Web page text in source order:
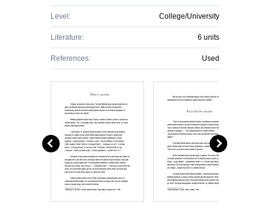
Level: College/University
Literature: 6 units
References: Used